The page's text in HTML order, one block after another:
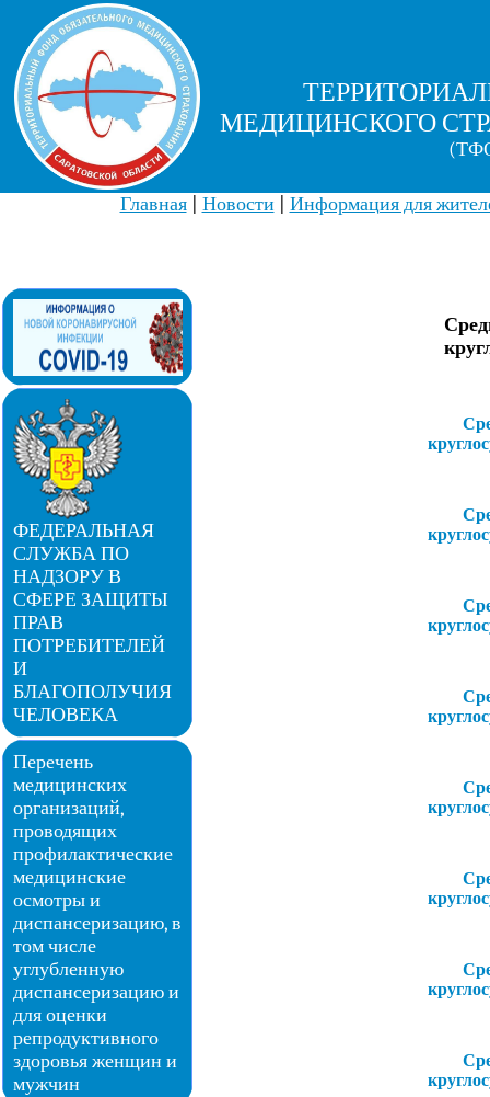
МЕДИЦИНСКОГО
Главная| Новости Информация для
ФЕДЕРАЛЬНАЯ
СЛУЖБА ПО
НАДЗОРУ В
СФЕРЕ ЗАЩИТЫ
ПРАВ
ПОТРЕБИТЕЛЕЙ
И
БЛАГОПОЛУЧИЯ
ЧЕЛОВЕКА
Перечень
медицинских
организаций,
проводящих
профилактические
медицинские
осмотры и
диспансеризацию, в
том числе
углубленную
диспансеризацию и
для оценки
репродуктивного
здоровья женщин и
мужчин